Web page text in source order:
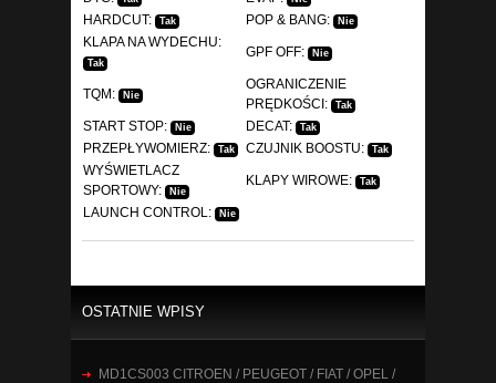
HARDCUT: Tak POP & BANG: Nie
KLAPA NA WYDECHU:
Tak
GPF OFF: Nie
TQM: Nie
OGRANICZENIE
PRĘDKOŚCI:
Tak
START STOP: Nie DECAT: Tak
PRZEPŁYWOMIERZ: Tak CZUJNIK BOOSTU: Tak
WYŚWIETLACZ
SPORTOWY:
Nie
KLAPY WIROWE: Tak
LAUNCH CONTROL: Nie
OSTATNIE WPISY
MD1CS003 CITROEN / PEUGEOT / FIAT / OPEL /